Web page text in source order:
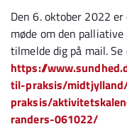
Den 6. oktober 2022
møde om den
tilmelde dig på mail.
https://
til-praksis/
praksis/
randers-061022/